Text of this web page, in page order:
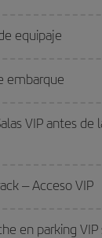
equipaje
embarque
VIP antes de
– Acceso VIP
en parking VIP